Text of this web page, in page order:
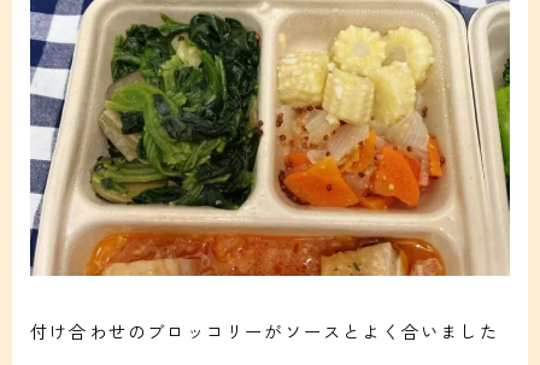
付け合わせのブロッコリーがソースとよく合いました